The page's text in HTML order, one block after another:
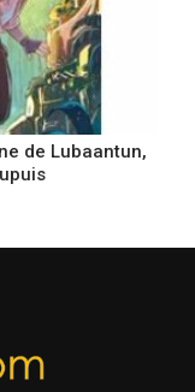
de Lubaantun,